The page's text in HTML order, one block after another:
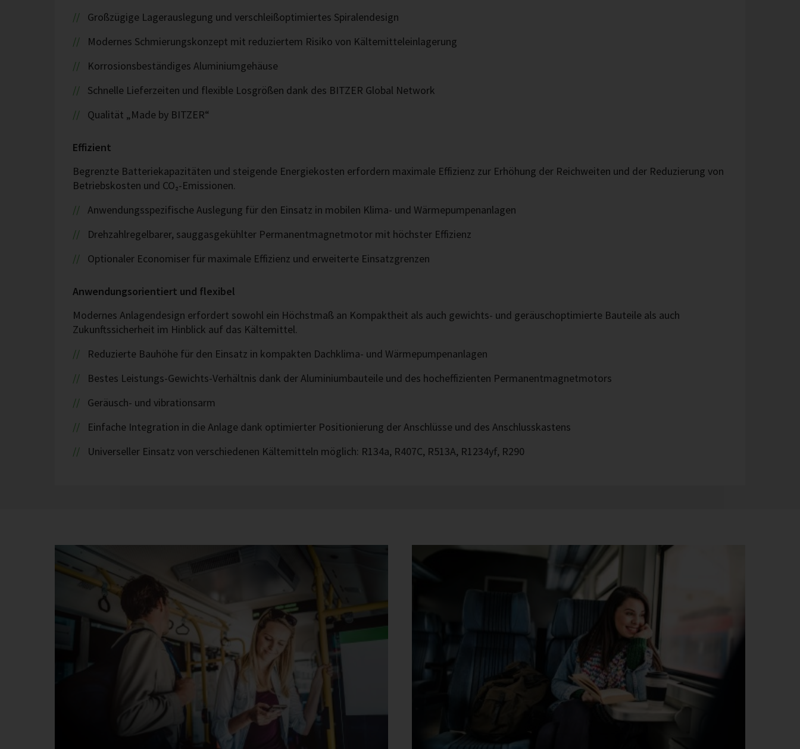
Großzügige Lagerauslegung und verschleißoptimiertes Spiralendesign
Modernes Schmierungskonzept mit reduziertem Risiko von Kältemitteleinlagerung
Korrosionsbeständiges Aluminiumgehäuse
Schnelle Lieferzeiten und flexible Losgrößen dank des BITZER Global Network
Qualität „Made by BITZER“
Effizient
Begrenzte Batteriekapazitäten und steigende Energiekosten erfordern maximale Effizienz zur Erhöhung der Reichweiten und der Reduzierung von
Betriebskosten und CO₂-Emissionen.
Anwendungsspezifische Auslegung für den Einsatz in mobilen Klima- und Wärmepumpenanlagen
Drehzahlregelbarer, sauggasgekühlter Permanentmagnetmotor mit höchster Effizienz
Optionaler Economiser für maximale Effizienz und erweiterte Einsatzgrenzen
Anwendungsorientiert und flexibel
Modernes Anlagendesign erfordert sowohl ein Höchstmaß an Kompaktheit als auch gewichts- und geräuschoptimierte Bauteile als auch
Zukunftssicherheit im Hinblick auf das Kältemittel.
Reduzierte Bauhöhe für den Einsatz in kompakten Dachklima- und Wärmepumpenanlagen
Bestes Leistungs-Gewichts-Verhältnis dank der Aluminiumbauteile und des hocheffizienten Permanentmagnetmotors
Geräusch- und vibrationsarm
Einfache Integration in die Anlage dank optimierter Positionierung der Anschlüsse und des Anschlusskastens
Universeller Einsatz von verschiedenen Kältemitteln möglich: R134a, R407C, R513A, R1234yf, R290